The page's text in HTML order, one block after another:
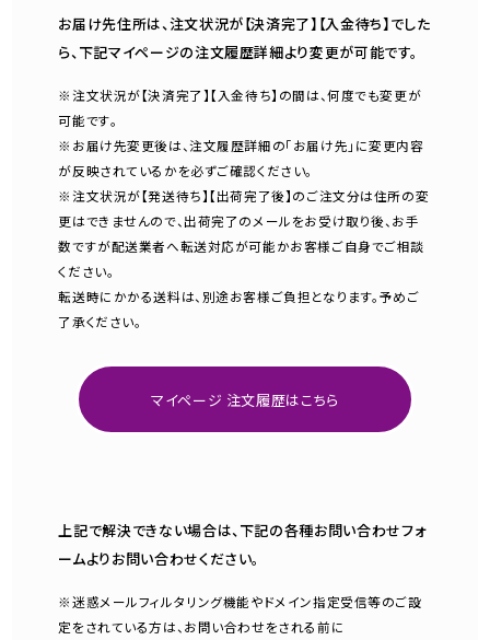
お届け先住所は、注文状況が【決済完了】【入金待ち】でした
ら、下記マイページの注文履歴詳細より変更が可能です。
※注文状況が【決済完了】【入金待ち】の間は、何度でも変更が
可能です。
※お届け先変更後は、注文履歴詳細の「お届け先」に変更内容
が反映されているかを必ずご確認ください。
※注文状況が【発送待ち】【出荷完了後】のご注文分は住所の変
更はできませんので、出荷完了のメールをお受け取り後、お手
数ですが配送業者へ転送対応が可能かお客様ご自身でご相談
ください。
転送時にかかる送料は、別途お客様ご負担となります。予めご
了承ください。
マイページ 注文履歴はこちら
上記で解決できない場合は、下記の各種お問い合わせフォ
ームよりお問い合わせください。
※迷惑メールフィルタリング機能やドメイン指定受信等のご設
定をされている方は、お問い合わせをされる前に